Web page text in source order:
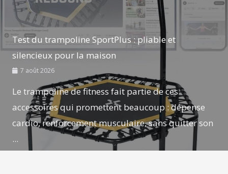
Test du trampoline SportPlus : pliable et
silencieux pour la maison
7 août 2026
Le trampoline de fitness fait partie de ces
accessoires qui promettent beaucoup : dépense
cardio, renforcement musculaire, sans quitter son
...